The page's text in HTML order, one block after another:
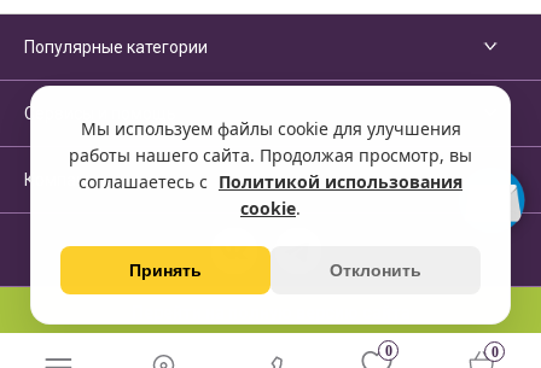
Мы используем файлы cookie для улучшения
работы нашего сайта. Продолжая просмотр, вы
соглашаетесь с Политикой использования
cookie.
Принять Отклонить
Популярные категории
Сервисы и помощь
Компания
0 0